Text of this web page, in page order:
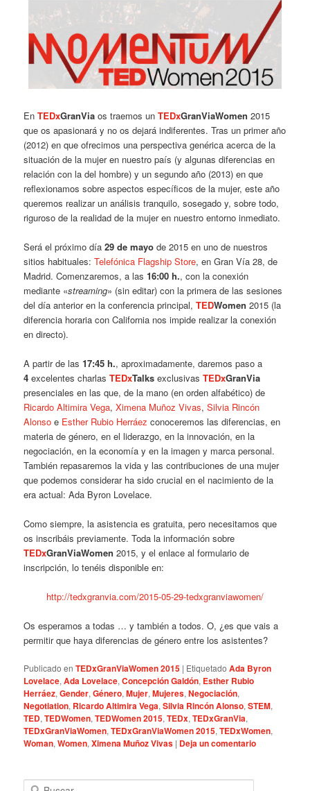
EnTEDxGranVia os traemos unTEDxGranViaWomen 2015
que os apasionará y no os dejará indiferentes. Tras un primer año
(2012) en que ofrecimos una perspectiva genérica acerca de la
situación de la mujer en nuestro país (y algunas diferencias en
relación con la del hombre) y un segundo año (2013) en que
reflexionamos sobre aspectos específicos de la mujer, este año
queremos realizar un análisis tranquilo, sosegado y, sobre todo,
riguroso de la realidad de la mujer en nuestro entorno inmediato.
Será el próximo día29 de mayo de 2015 en uno de nuestros
sitios habituales:Telefónica Flagship Store, en Gran Vía 28, de
Madrid. Comenzaremos, a las16:00 h., con la conexión
mediante «streaming» (sin editar) con la primera de las sesiones
del día anterior en la conferencia principal,TEDWomen 2015 (la
diferencia horaria con California nos impide realizar la conexión
en directo).
A partir de las17:45 h., aproximadamente, daremos paso a
4 excelentes charlasTEDxTalks exclusivasTEDxGranVia
presenciales en las que, de la mano (en orden alfabético) de
Ricardo Altimira Vega,Ximena Muñoz Vivas,Silvia Rincón
Alonso e Esther Rubio Herráez conoceremos las diferencias, en
materia de género, en el liderazgo, en la innovación, en la
negociación, en la economía y en la imagen y marca personal.
También repasaremos la vida y las contribuciones de una mujer
que podemos considerar ha sido crucial en el nacimiento de la
era actual: Ada Byron Lovelace.
Como siempre, la asistencia es gratuita, pero necesitamos que
os inscribáis previamente. Toda la información sobre
TEDxGranViaWomen 2015, y el enlace al formulario de
inscripción, lo tenéis disponible en:
http://tedxgranvia.com/2015-05-29-tedxgranviawomen/
Os esperamos a todas … y también a todos. O, ¿es que vais a
permitir que haya diferencias de género entre los asistentes?
Publicado en TEDxGranViaWomen 2015 | Etiquetado Ada Byron
Lovelace,Ada Lovelace,Concepción Galdón, Esther Rubio
Herráez,Gender,Género,Mujer,Mujeres,Negociación,
Negotiation, Ricardo Altimira Vega,Silvia Rincón Alonso,STEM,
TED,TEDWomen,TEDWomen 2015,TEDx,TEDxGranVia,
TEDxGranViaWomen,TEDxGranViaWomen 2015,TEDxWomen,
Woman,Women,Ximena Muñoz Vivas | Deja un comentario